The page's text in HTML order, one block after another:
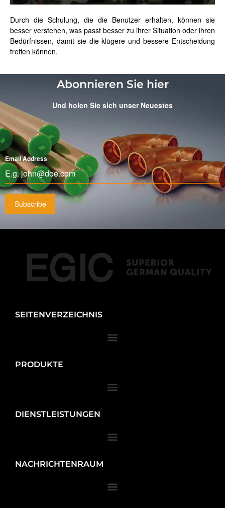
Durch die Schulung, die die Benutzer erhalten, können sie
besser verstehen, was passt besser zu ihrer Situation oder ihren
Bedürfnissen, damit sie die klügere und bessere Entscheidung
treffen können.
Abonnieren Sie hier
Und holen Sie sich unser Neuestes
Email Address*
Subscribe
SEITENVERZEICHNIS
PRODUKTE
DIENSTLEISTUNGEN
NACHRICHTENRAUM